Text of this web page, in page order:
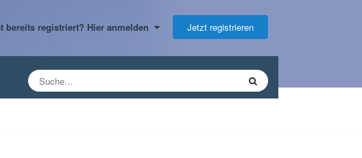
bereits registriert? Hier anmelden Jetzt registrieren